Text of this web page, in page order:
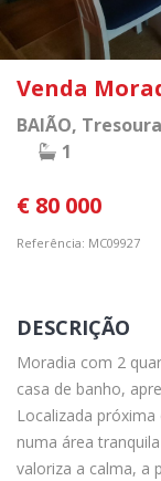
Venda
BAIÃO,
1
€ 80 000
Referência: MC09927
DESCRIÇÃO
Moradia com 2
casa de banho,
Localizada
numa área
valoriza a calma, a